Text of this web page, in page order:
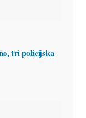
tri policijska